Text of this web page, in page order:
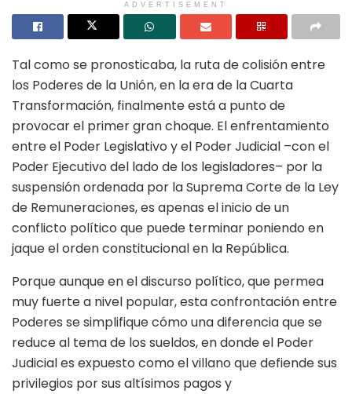
ADVERTISEMENT
Tal como se pronosticaba, la ruta de colisión entre
los Poderes de la Unión, en la era de la Cuarta
Transformación, finalmente está a punto de
provocar el primer gran choque. El enfrentamiento
entre el Poder Legislativo y el Poder Judicial –con el
Poder Ejecutivo del lado de los legisladores– por la
suspensión ordenada por la Suprema Corte de la Ley
de Remuneraciones, es apenas el inicio de un
conflicto político que puede terminar poniendo en
jaque el orden constitucional en la República.
Porque aunque en el discurso político, que permea
muy fuerte a nivel popular, esta confrontación entre
Poderes se simplifique cómo una diferencia que se
reduce al tema de los sueldos, en donde el Poder
Judicial es expuesto como el villano que defiende sus
privilegios por sus altísimos pagos y